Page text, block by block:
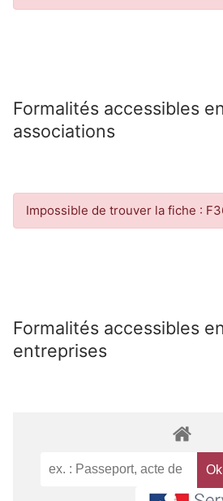
Formalités accessibles
associations
Impossible de trouver la fiche :
Formalités accessibles
entreprises